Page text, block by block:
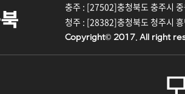
충주 : [27502]충청북도 충주시
청주 : [28382]충청북도 청주시
Copyright© 2017. All right